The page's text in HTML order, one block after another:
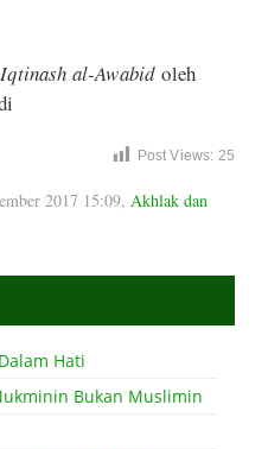
al-Awabidoleh
Post Views: 25
2017 15:09, Akhlak dan
Hati
Bukan Muslimin